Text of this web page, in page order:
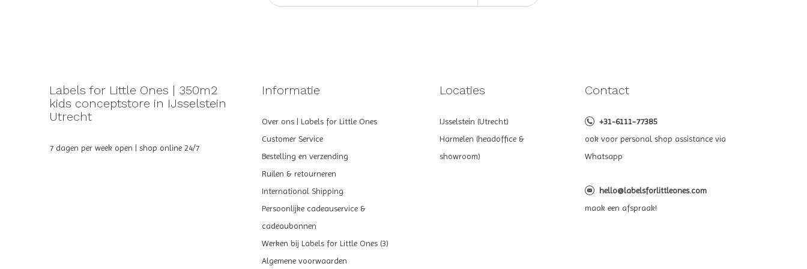
Labels for Little Ones | 350m2
kids conceptstore in IJsselstein
Utrecht
7 dagen per week open | shop online 24/7
Informatie
Over ons | Labels for Little Ones
Customer Service
Bestelling en verzending
Ruilen & retourneren
International Shipping
Persoonlijke cadeauservice &
cadeaubonnen
Werken bij Labels for Little Ones (3)
Algemene voorwaarden
Locaties
IJsselstein (Utrecht)
Harmelen (headoffice &
showroom)
Contact
+31-6111-77385
ook voor personal shop assistance via
Whatsapp
hello@labelsforlittleones.com
maak een afspraak!